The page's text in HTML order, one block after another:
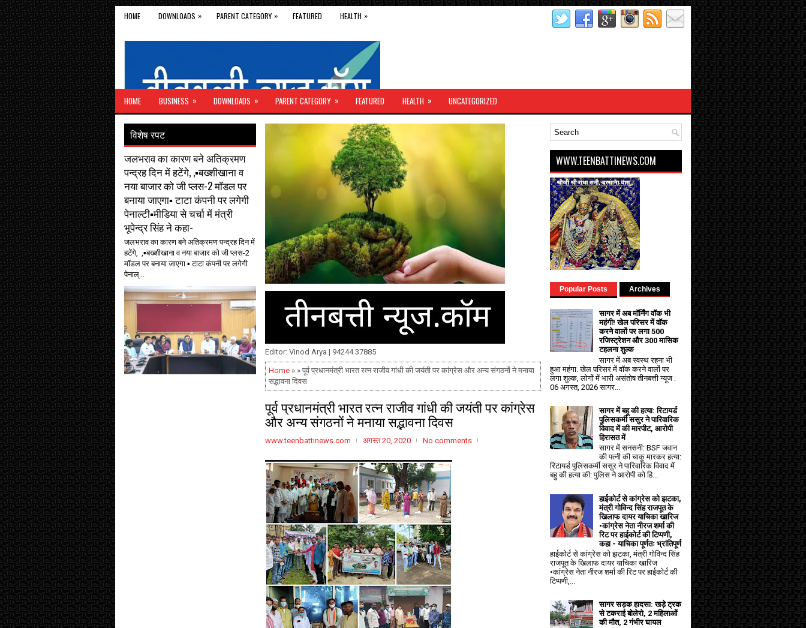
HOME DOWNLOADS » PARENT CATEGORY » FEATURED HEALTH »
HOME BUSINESS » DOWNLOADS » PARENT CATEGORY » FEATURED HEALTH » UNCATEGORIZED
Editor: Vinod Arya | 94244 37885
Home » » पूर्व प्रधानमंत्री भारत रत्न राजीव गांधी की जयंती पर कांग्रेस और अन्य संगठनों ने मनाया
सद्भावना दिवस
पूर्व प्रधानमंत्री भारत रत्न राजीव गांधी की जयंती पर कांग्रेस
और अन्य संगठनों ने मनाया सद्भावना दिवस
www.teenbattinews.com अगस्त 20, 2020 No comments
विशेष रपट
जलभराव का कारण बने अतिक्रमण
पन्द्रह दिन में हटेंगे, ,▪️बख्शीखाना व
नया बाजार को जी प्लस-2 मॉडल पर
बनाया जाएगा▪️ टाटा कंपनी पर लगेगी
पेनाल्टी▪️मीडिया से चर्चा में मंत्री
भूपेन्द्र सिंह ने कहा-
जलभराव का कारण बने अतिक्रमण पन्द्रह दिन में
हटेंगे, ,▪️बख्शीखाना व नया बाजार को जी प्लस-2
मॉडल पर बनाया जाएगा ▪️ टाटा कंपनी पर लगेगी
पेनाल्...
WWW.TEENBATTINEWS.COM
Popular Posts Archives
सागर में अब मॉर्निंग वॉक भी
महंगी! खेल परिसर में वॉक
करने वालों पर लगा ₹500
रजिस्ट्रेशन और ₹300 मासिक
टहलना शुल्क
सागर में अब स्वस्थ रहना भी
हुआ महंगा: खेल परिसर में वॉक करने वालों पर
लगा शुल्क, लोगों में भारी असंतोष तीनबत्ती न्यूज :
06 अगस्त, 2026 सागर...
सागर में बहू की हत्या: रिटायर्ड
पुलिसकर्मी ससुर ने पारिवारिक
विवाद में की मारपीट, आरोपी
हिरासत में
सागर में सनसनी: BSF जवान
की पत्नी की चाकू मारकर हत्या:
रिटायर्ड पुलिसकर्मी ससुर ने पारिवारिक विवाद में
बहु की हत्या की: पुलिस ने आरोपी को हि...
हाईकोर्ट से कांग्रेस को झटका,
मंत्री गोविन्द सिंह राजपूत के
खिलाफ दायर याचिका खारिज
•कांग्रेस नेता नीरज शर्मा की
रिट पर हाईकोर्ट की टिप्पणी,
कहा - याचिका पूर्णतः भ्रांतिपूर्ण
हाईकोर्ट से कांग्रेस को झटका, मंत्री गोविन्द सिंह
राजपूत के खिलाफ दायर याचिका खारिज
•कांग्रेस नेता नीरज शर्मा की रिट पर हाईकोर्ट की
टिप्पणी,...
सागर सड़क हादसा: खड़े ट्रक
से टकराई बोलेरो, 2 महिलाओं
की मौत, 2 गंभीर घायल